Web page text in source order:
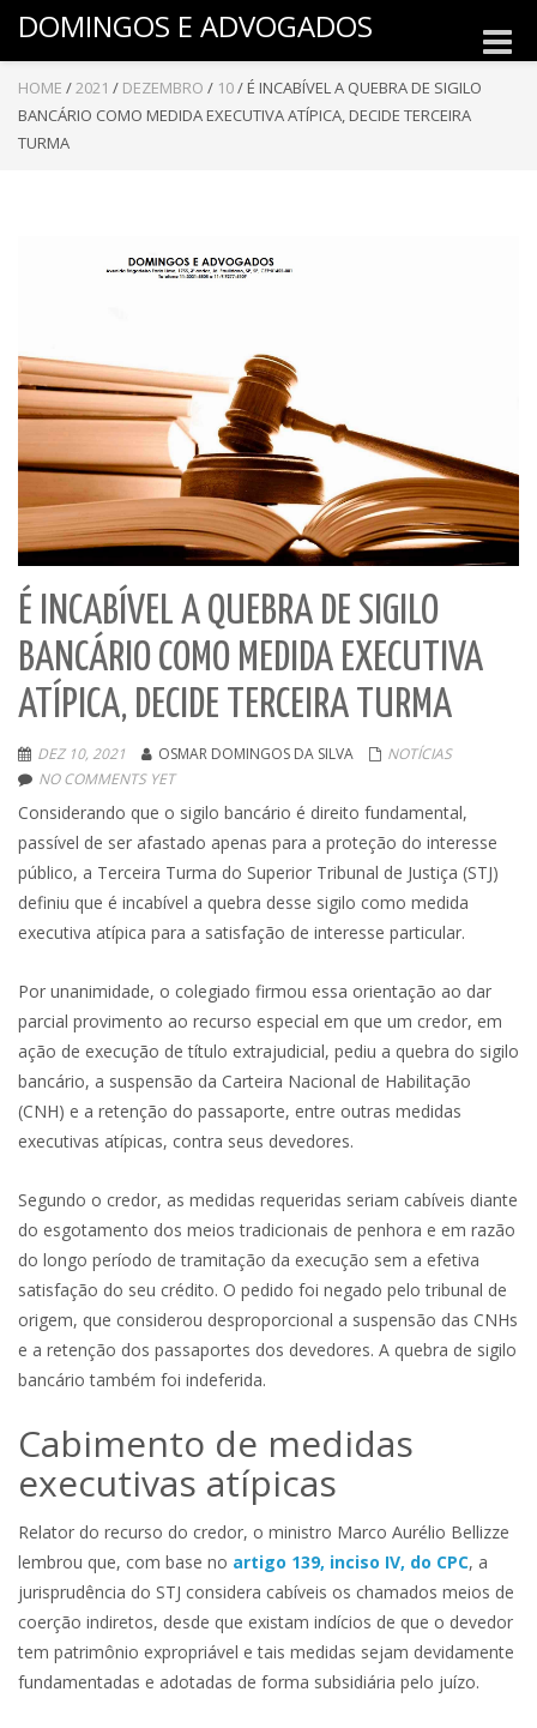
DOMINGOS E ADVOGADOS
Toggle
HOME /2021 / DEZEMBRO / 10/ É INCABÍVEL A QUEBRA DE SIGILO
BANCÁRIO COMO MEDIDA EXECUTIVA ATÍPICA, DECIDE TERCEIRA
TURMA
É INCABÍVEL A QUEBRA DE SIGILO
BANCÁRIO COMO MEDIDA EXECUTIVA
ATÍPICA, DECIDE TERCEIRA TURMA
DEZ 10, 2021 OSMAR DOMINGOS DA SILVA
NOTÍCIAS
NO COMMENTS YET
Considerando que o sigilo bancário é direito fundamental,
passível de ser afastado apenas para a proteção do interesse
público, a Terceira Turma do Superior Tribunal de Justiça (STJ)
definiu que é incabível a quebra desse sigilo como medida
executiva atípica para a satisfação de interesse particular.
Por unanimidade, o colegiado firmou essa orientação ao dar
parcial provimento ao recurso especial em que um credor, em
ação de execução de título extrajudicial, pediu a quebra do sigilo
bancário, a suspensão da Carteira Nacional de Habilitação
(CNH) e a retenção do passaporte, entre outras medidas
executivas atípicas, contra seus devedores.
Segundo o credor, as medidas requeridas seriam cabíveis diante
do esgotamento dos meios tradicionais de penhora e em razão
do longo período de tramitação da execução sem a efetiva
satisfação do seu crédito. O pedido foi negado pelo tribunal de
origem, que considerou desproporcional a suspensão das CNHs
e a retenção dos passaportes dos devedores. A quebra de sigilo
bancário também foi indeferida.
Cabimento de medidas
executivas atípicas
Relator do recurso do credor, o ministro Marco Aurélio Bellizze
lembrou que, com base no artigo 139, inciso IV, do CPC, a
jurisprudência do STJ considera cabíveis os chamados meios de
coerção indiretos, desde que existam indícios de que o devedor
tem patrimônio expropriável e tais medidas sejam devidamente
fundamentadas e adotadas de forma subsidiária pelo juízo.